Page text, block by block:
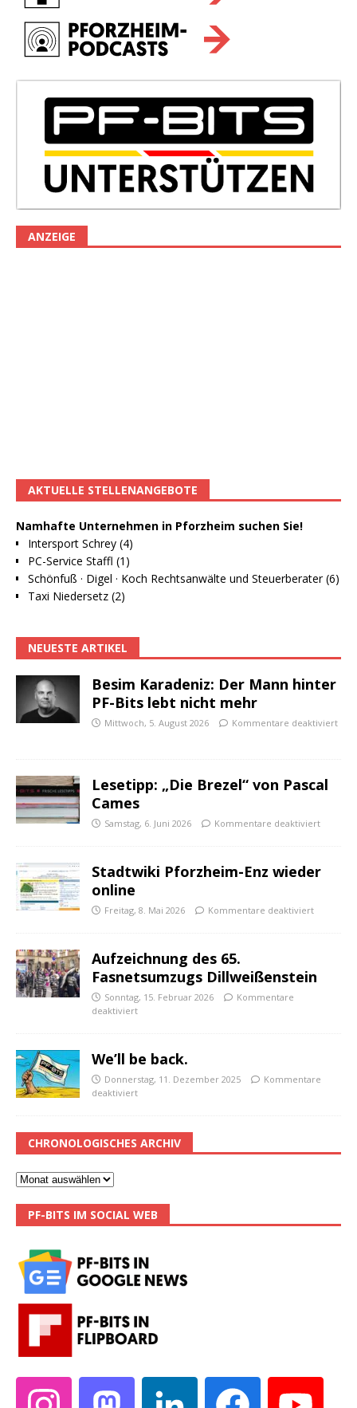
ANZEIGE
AKTUELLE STELLENANGEBOTE
Namhafte Unternehmen in Pforzheim suchen Sie!
Intersport Schrey (4)
PC-Service Staffl (1)
Schönfuß · Digel · Koch Rechtsanwälte und Steuerberater (6)
Taxi Niedersetz (2)
NEUESTE ARTIKEL
Besim Karadeniz: Der Mann hinter
PF-Bits lebt nicht mehr
Mittwoch, 5. August 2026 Kommentare deaktiviert
Lesetipp: „Die Brezel“ von Pascal
Cames
Samstag, 6. Juni 2026 Kommentare deaktiviert
Stadtwiki Pforzheim-Enz wieder
online
Freitag, 8. Mai 2026 Kommentare deaktiviert
Aufzeichnung des 65.
Fasnetsumzugs Dillweißenstein
Sonntag, 15. Februar 2026
Kommentare
deaktiviert
We’ll be back.
Donnerstag, 11. Dezember 2025
Kommentare
deaktiviert
CHRONOLOGISCHES ARCHIV
PF-BITS IM SOCIAL WEB